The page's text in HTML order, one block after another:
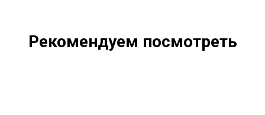
Рекомендуем посмотреть